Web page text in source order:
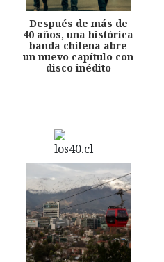
Después de más de
40 años, una histórica
banda chilena abre
un nuevo capítulo con
disco inédito